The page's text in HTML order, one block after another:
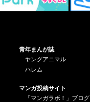
青年まんが誌
ヤングアニマル
ハレム
マンガ投稿サイト
「マンガラボ！」ブログ